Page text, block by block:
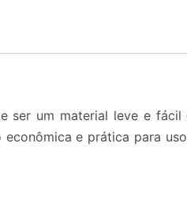
ser um material leve e fácil
e prática para